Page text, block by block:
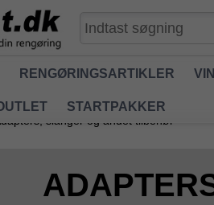
RENGØRINGSARTIKLER
STARTPAKKER
slanger og andet tilbehør